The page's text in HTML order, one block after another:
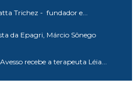
Trichez - fundador e...
da Epagri, Márcio Sônego
recebe a terapeuta Léia...